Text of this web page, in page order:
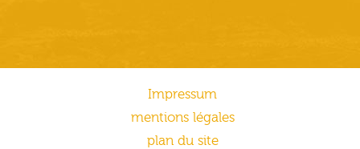
Impressum
mentions légales
plan du site